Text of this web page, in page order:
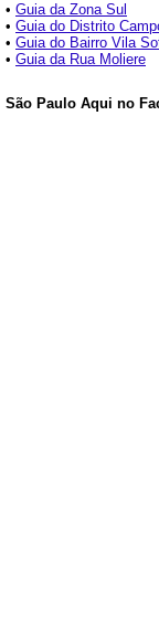
• Guia da Zona Sul
• Guia do Distrito
• Guia do Bairro Vila
• Guia da Rua Moliere
São Paulo Aqui no